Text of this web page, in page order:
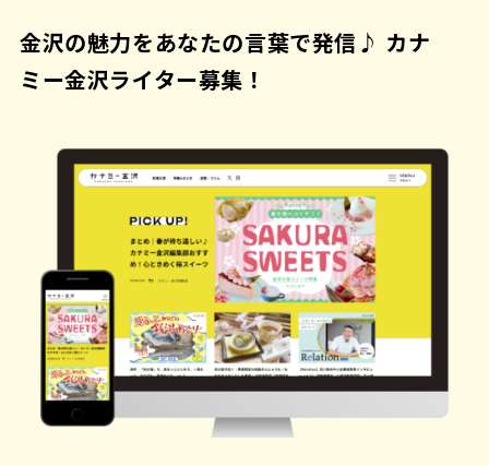
金沢の魅力をあなたの言葉で発信♪ カナ
ミー金沢ライター募集！